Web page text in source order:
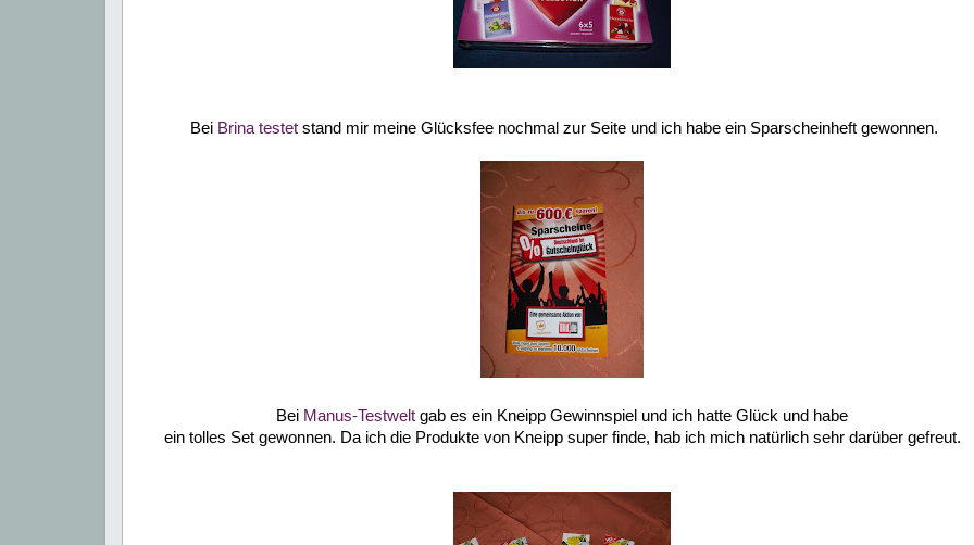
Bei Brina testet stand mir meine Glücksfee nochmal zur Seite und ich habe ein Sparscheinheft gewonnen.
Bei Manus-Testwelt gab es ein Kneipp Gewinnspiel und ich hatte Glück und habe
ein tolles Set gewonnen. Da ich die Produkte von Kneipp super finde, hab ich mich natürlich sehr darüber gefreut.